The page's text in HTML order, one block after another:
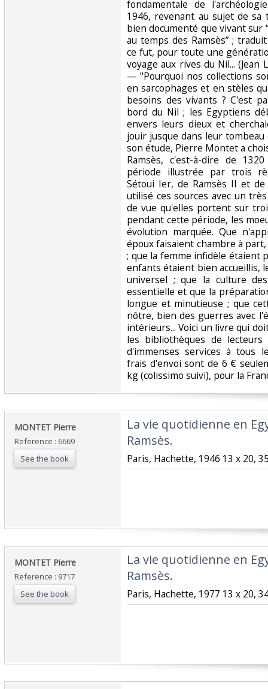
fondamentale de
1946, revenant au sujet de
bien documenté que vivant sur
au temps des Ramsès” ;
ce fut, pour toute une
voyage aux rives du Nil... (Jean
— "Pourquoi nos collections
en sarcophages et en stèles
besoins des vivants ? C'est
bord du Nil ; les Egyptiens
envers leurs dieux et
jouir jusque dans leur
son étude, Pierre Montet a
Ramsès, c'est-à-dire de
période illustrée par trois
Sétoui Ier, de Ramsès II et
utilisé ces sources avec un
de vue qu'elles portent sur
pendant cette période, les
évolution marquée. Que
époux faisaient chambre à
; que la femme infidèle étaient
enfants étaient bien accueillis,
universel ; que la culture
essentielle et que la
longue et minutieuse ; que
nôtre, bien des guerres avec
intérieurs... Voici un livre qui
les bibliothèques de
d'immenses services à tous
frais d'envoi sont de 6 €
kg (colissimo suivi), pour la
‎MONTET Pierre‎
Reference : 6669
See the book
‎La vie quotidienne en
Ramsès.‎
‎Paris, Hachette, 1946 13 x 20,
‎MONTET Pierre‎
Reference : 9717
See the book
‎La vie quotidienne en
Ramsès.‎
‎Paris, Hachette, 1977 13 x 20,